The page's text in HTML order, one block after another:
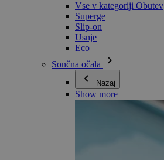
Vse v kategoriji Obutev
Superge
Slip-on
Usnje
Eco
Sončna očala
Nazaj
Show more